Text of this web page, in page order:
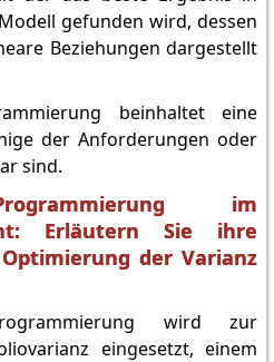
gefunden wird, dessen
Beziehungen dargestellt
beinhaltet eine
der Anforderungen oder
sind.
im
Erläutern Sie ihre
der Varianz
wird zur
eingesetzt, einem